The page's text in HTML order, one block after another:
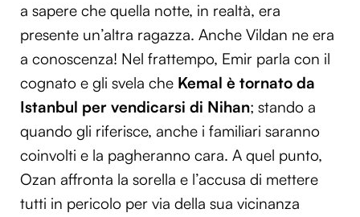
a sapere che quella notte, in realtà, era
presente un’altra ragazza. Anche Vildan ne era
a conoscenza! Nel frattempo, Emir parla con il
cognato e gli svela che Kemal è tornato da
Istanbul per vendicarsi di Nihan; stando a
quando gli riferisce, anche i familiari saranno
coinvolti e la pagheranno cara. A quel punto,
Ozan affronta la sorella e l’accusa di mettere
tutti in pericolo per via della sua vicinanza